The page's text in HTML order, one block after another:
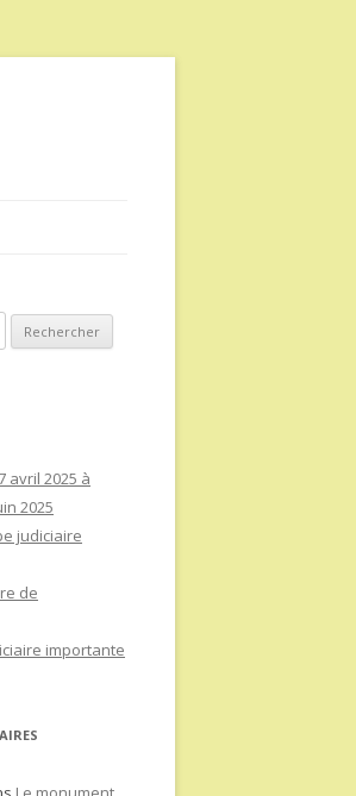
avril 2025 à
2025
judiciaire
de
importante